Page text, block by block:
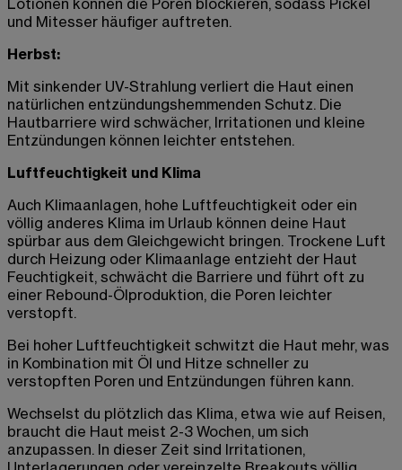
Lotionen können die Poren blockieren, sodass Pickel
und Mitesser häufiger auftreten.
Herbst:
Mit sinkender UV-Strahlung verliert die Haut einen
natürlichen entzündungshemmenden Schutz. Die
Hautbarriere wird schwächer, Irritationen und kleine
Entzündungen können leichter entstehen.
Luftfeuchtigkeit und Klima
Auch Klimaanlagen, hohe Luftfeuchtigkeit oder ein
völlig anderes Klima im Urlaub können deine Haut
spürbar aus dem Gleichgewicht bringen. Trockene Luft
durch Heizung oder Klimaanlage entzieht der Haut
Feuchtigkeit, schwächt die Barriere und führt oft zu
einer Rebound-Ölproduktion, die Poren leichter
verstopft.
Bei hoher Luftfeuchtigkeit schwitzt die Haut mehr, was
in Kombination mit Öl und Hitze schneller zu
verstopften Poren und Entzündungen führen kann.
Wechselst du plötzlich das Klima, etwa wie auf Reisen,
braucht die Haut meist 2-3 Wochen, um sich
anzupassen. In dieser Zeit sind Irritationen,